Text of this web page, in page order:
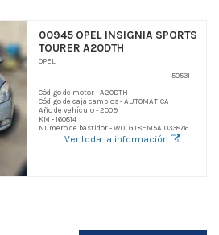
00945 OPEL INSIGNIA SPORTS
TOURER A20DTH
OPEL
50531
Código de motor - A20DTH
Código de caja cambios - AUTOMATICA
Año de vehículo - 2009
KM - 160814
Numero de bastidor - W0LGT8EM5A1033876
Ver toda la información